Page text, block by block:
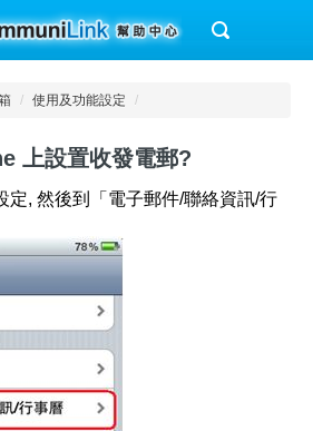
/ 使用及功能設定 /
上設置收發電郵?
定, 然後到「電子郵件/聯絡資訊/行